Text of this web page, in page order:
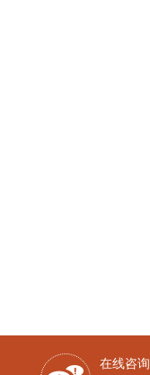
在线咨询